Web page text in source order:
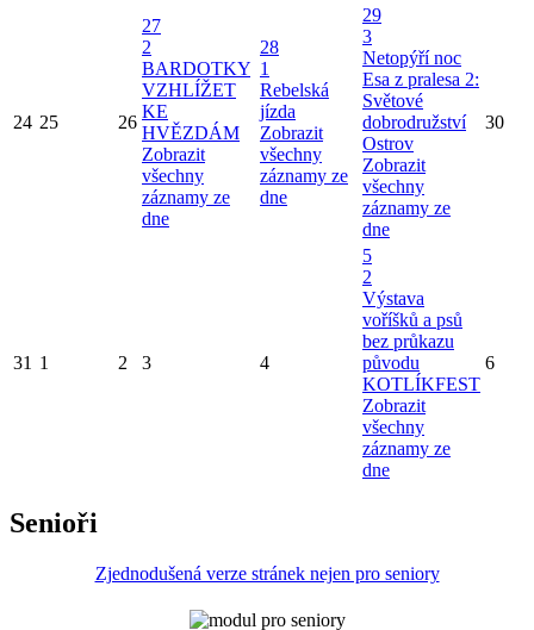
24 25 26
27
2
BARDOTKY
VZHLÍŽET
KE
HVĚZDÁM
Zobrazit
všechny
záznamy ze
dne
28
1
Rebelská
jízda
Zobrazit
všechny
záznamy ze
dne
29
3
Netopýří noc
Esa z pralesa 2:
Světové
dobrodružství
Ostrov
Zobrazit
všechny
záznamy ze
dne
30
31 1 2 3 4
5
2
Výstava
voříšků a psů
bez průkazu
původu
KOTLÍKFEST
Zobrazit
všechny
záznamy ze
dne
6
Senioři
Zjednodušená verze stránek nejen pro seniory